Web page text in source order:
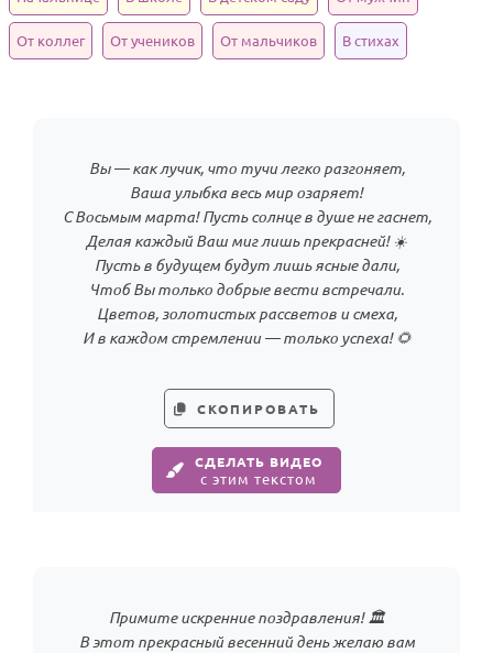
Выпускной
Женщине
Маме
Детям
Все родственники
ПЕРСОНАЛЬНЫЕ
От коллег От учеников От мальчиков В стихах
Вы — как лучик, что тучи легко разгоняет,
Ваша улыбка весь мир озаряет!
С Восьмым марта! Пусть солнце в душе не гаснет,
Делая каждый Ваш миг лишь прекрасней! ☀️
Пусть в будущем будут лишь ясные дали,
Чтоб Вы только добрые вести встречали.
Цветов, золотистых рассветов и смеха,
И в каждом стремлении — только успеха! 🌻
СКОПИРОВАТЬ
СДЕЛАТЬ ВИДЕО
с этим текстом
Примите искренние поздравления! 🏛
В этот прекрасный весенний день желаю вам